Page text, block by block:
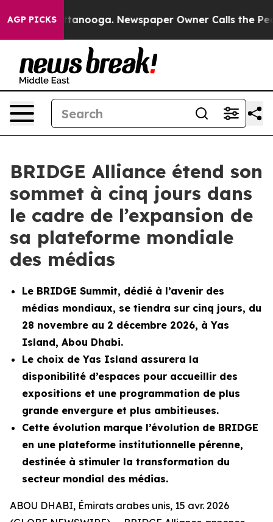
AGP PICKS
Chattanooga. Newspaper Owner Calls the People
BRIDGE Alliance étend son
sommet à cinq jours dans
le cadre de l’expansion de
sa plateforme mondiale
des médias
Le BRIDGE Summit, dédié à l’avenir des
médias mondiaux, se tiendra sur cinq jours, du
28 novembre au 2 décembre 2026, à Yas
Island, Abou Dhabi.
Le choix de Yas Island assurera la
disponibilité d’espaces pour accueillir des
expositions et une programmation de plus
grande envergure et plus ambitieuses.
Cette évolution marque l’évolution de BRIDGE
en une plateforme institutionnelle pérenne,
destinée à stimuler la transformation du
secteur mondial des médias.
ABOU DHABI, Émirats arabes unis, 15 avr. 2026